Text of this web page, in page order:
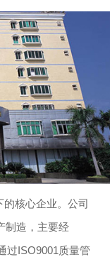
核心企业。公司
制造，主要经
过ISO9001质量管